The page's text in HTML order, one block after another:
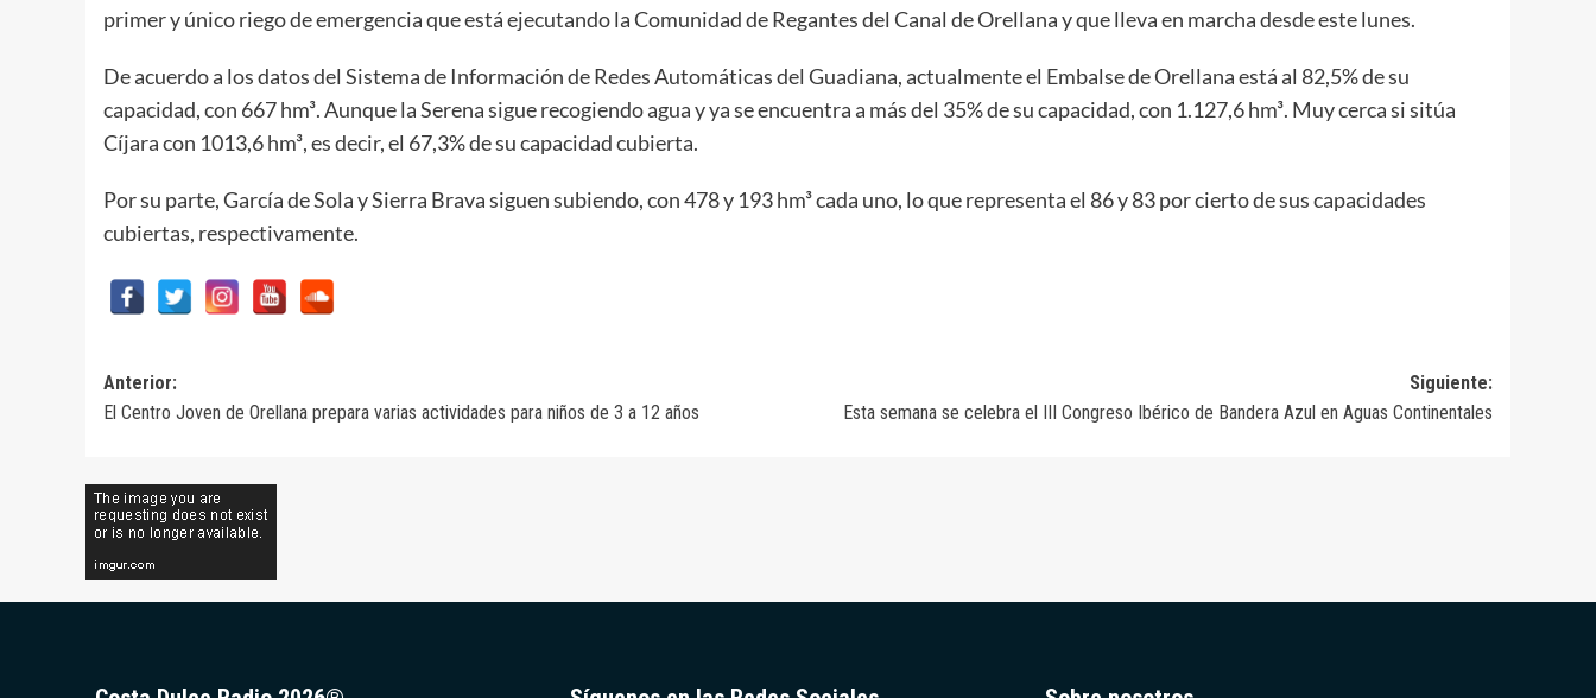
primer y único riego de emergencia que está ejecutando la Comunidad de Regantes del Canal de Orellana y que lleva en marcha desde este lunes.
De acuerdo a los datos del Sistema de Información de Redes Automáticas del Guadiana, actualmente el Embalse de Orellana está al 82,5% de su
capacidad, con 667 hm³. Aunque la Serena sigue recogiendo agua y ya se encuentra a más del 35% de su capacidad, con 1.127,6 hm³. Muy cerca si sitúa
Cíjara con 1013,6 hm³, es decir, el 67,3% de su capacidad cubierta.
Por su parte, García de Sola y Sierra Brava siguen subiendo, con 478 y 193 hm³ cada uno, lo que representa el 86 y 83 por cierto de sus capacidades
cubiertas, respectivamente.
Navegación
de
Anterior:
El Centro Joven de Orellana prepara varias actividades para niños de 3 a 12 años
Siguiente:
Esta semana se celebra el III Congreso Ibérico de Bandera Azul en Aguas Continentales